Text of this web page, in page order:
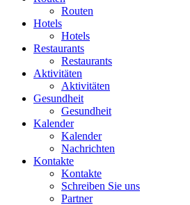
Routen
Hotels
Hotels
Restaurants
Restaurants
Aktivitäten
Aktivitäten
Gesundheit
Gesundheit
Kalender
Kalender
Nachrichten
Kontakte
Kontakte
Schreiben Sie uns
Partner